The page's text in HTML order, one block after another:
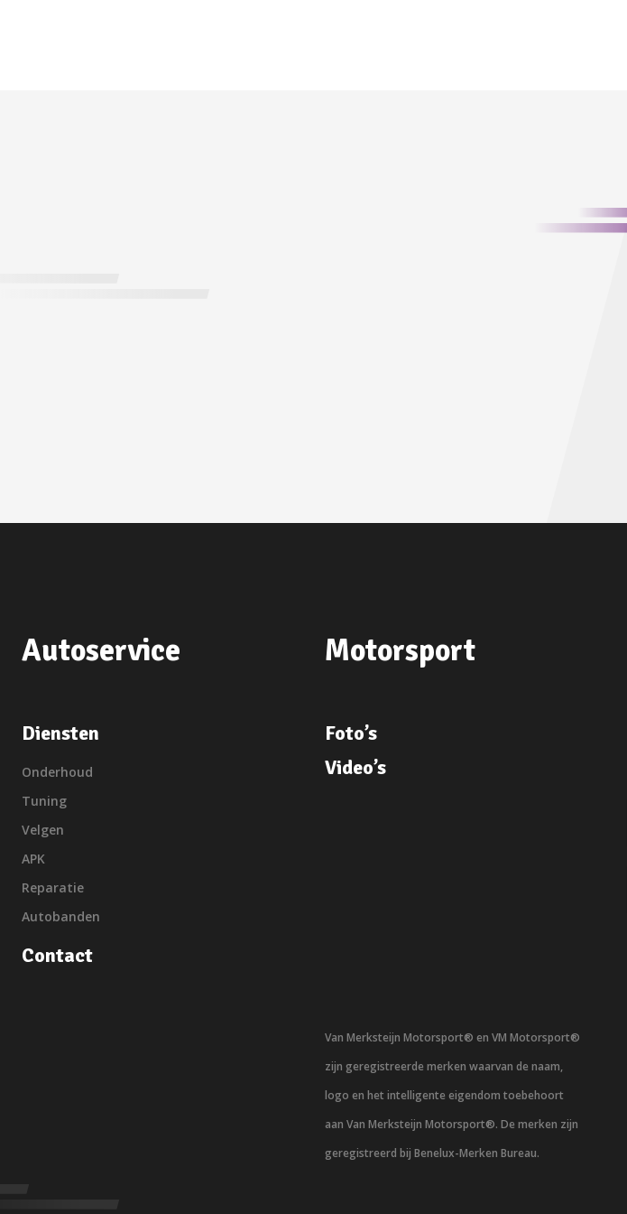
Autoservice
Diensten
Onderhoud
Tuning
Velgen
APK
Reparatie
Autobanden
Contact
Motorsport
Foto’s
Video’s
Van Merksteijn Motorsport® en VM Motorsport®
zijn geregistreerde merken waarvan de naam,
logo en het intelligente eigendom toebehoort
aan Van Merksteijn Motorsport®. De merken zijn
geregistreerd bij Benelux-Merken Bureau.